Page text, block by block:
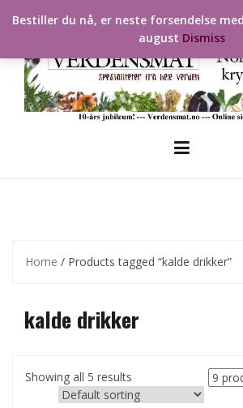
Home / Products tagged “kalde drikker”
kalde drikker
Showing all 5 results
Bestiller du nå, er neste forsendelse
august Dismiss